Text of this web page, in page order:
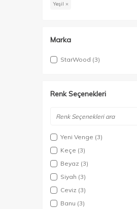
Yeşil ×
Marka
StarWood (3)
Renk Seçenekleri
Yeni Venge (3)
Keçe (3)
Beyaz (3)
Siyah (3)
Ceviz (3)
Banu (3)